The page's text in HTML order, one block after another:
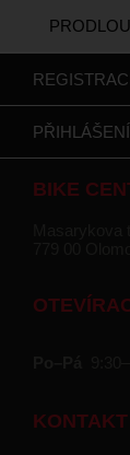
PŘIHLÁŠENÍ
BIKE
KONTAKT